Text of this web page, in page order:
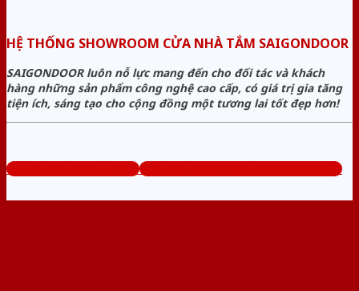
HỆ THỐNG SHOWROOM CỬA NHÀ TẮM SAIGONDOOR
SAIGONDOOR luôn nỗ lực mang đến cho đối tác và khách
hàng những sản phẩm công nghệ cao cấp, có giá trị gia tăng
tiện ích, sáng tạo cho cộng đồng một tương lai tốt đẹp hơn!
www.cuanhuavango.com Tổng đài tư vấn miễn phí: 0824.400.400